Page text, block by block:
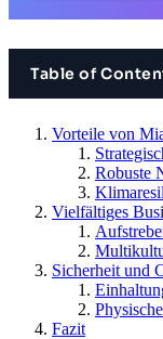
Table of
Vorteile von
Robuste
Vielfältiges
Sicherheit und
Fazit